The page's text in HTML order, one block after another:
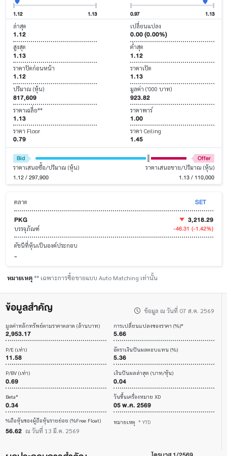
1.12 1.13 0.97 1.13
ล่าสุด
1.12
เปลี่ยนแปลง
0.00 (0.00%)
สูงสุด
1.13
ต่ำสุด
1.12
ราคาปิดก่อนหน้า
1.12
ราคาเปิด
1.13
ปริมาณ (หุ้น)
817,609
มูลค่า ('000 บาท)
923.82
ราคาเฉลี่ย**
1.13
ราคาพาร์
1.00
ราคา Floor
0.79
ราคา Ceiling
1.45
Bid Offer
ราคาเสนอซื้อ/ปริมาณ (หุ้น)
1.12 / 297,900
ราคาเสนอขาย/ปริมาณ (หุ้น)
1.13 / 110,000
ตลาด
SET
PKG
บรรจุภัณฑ์
3,218.29
-46.31 (-1.42%)
ดัชนีที่หุ้นเป็นองค์ประกอบ
-
หมายเหตุ** เฉพาะการซื้อขายแบบ Auto Matching เท่านั้น
ข้อมูลสำคัญ ข้อมูล ณ วันที่ 07 ส.ค. 2569
มูลค่าหลักทรัพย์ตามราคาตลาด (ล้านบาท)
2,953.17
การเปลี่ยนแปลงของราคา (%)*
5.66
P/E (เท่า)
11.58
อัตราเงินปันผลตอบแทน (%)
5.36
P/BV (เท่า)
0.69
เงินปันผลล่าสุด (บาท/หุ้น)
0.04
Beta*
0.34
วันขึ้นเครื่องหมาย XD
05 พ.ค. 2569
%ถือหุ้นของผู้ถือหุ้นรายย่อย (%Free Float)
56.62 ณ วันที่ 13 มี.ค. 2569
หมายเหตุ * YTD